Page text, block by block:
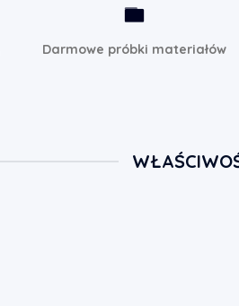
Darmowe próbki materiałów